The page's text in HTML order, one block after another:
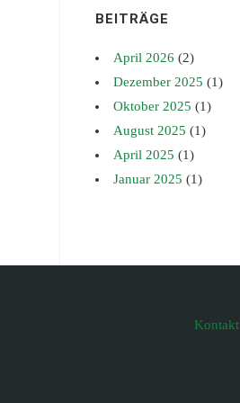
BEITRÄGE
April 2026 (2)
Dezember 2025 (1)
Oktober 2025 (1)
August 2025 (1)
April 2025 (1)
Januar 2025 (1)
Kontakt